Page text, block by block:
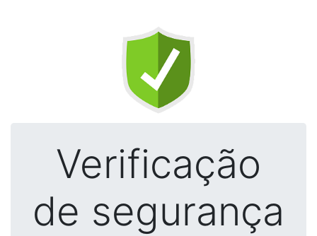
Verificação
de segurança